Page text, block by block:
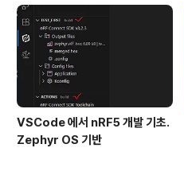
VSCode 에서 nRF5 개발 기초.
Zephyr OS 기반